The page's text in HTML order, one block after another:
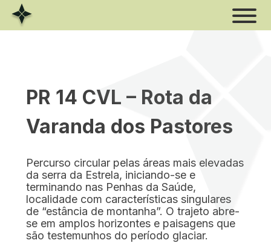
Skip
Rio
Volfrâmio
PR 14 CVL – Rota da
Varanda dos Pastores
Percurso circular pelas áreas mais elevadas
da serra da Estrela, iniciando-se e
terminando nas Penhas da Saúde,
localidade com características singulares
de “estância de montanha”. O trajeto abre-
se em amplos horizontes e paisagens que
são testemunhos do período glaciar.